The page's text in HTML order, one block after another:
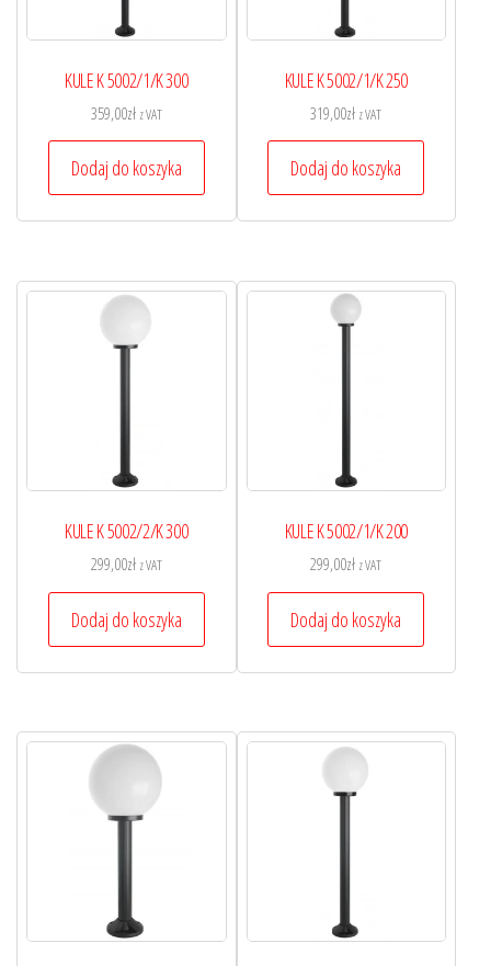
KULE K 5002/1/K 300
359,00zł z VAT
Dodaj do koszyka
KULE K 5002/1/K 250
319,00zł z VAT
Dodaj do koszyka
KULE K 5002/2/K 300
299,00zł z VAT
Dodaj do koszyka
KULE K 5002/1/K 200
299,00zł z VAT
Dodaj do koszyka